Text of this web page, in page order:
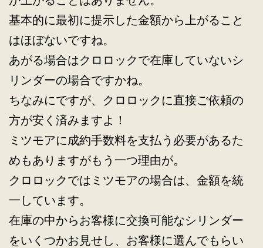
基本的に最初に提示した金額から上がること
はほぼないですね。
あがる場合はクロロックで在庫していないシ
リンダーの場合ですかね。
ちなみにですが、クロロックに直接ご依頼の
方が安く済みますよ！
ミツモアに成約手数料を支払う必要があるた
めもありますがもう一つ理由が。
クロロックではミツモアの場合は、金額を統
一しています。
在庫の中からお客様に交換可能なシリンダー
をいくつかお見せし、お客様に選んでもらい